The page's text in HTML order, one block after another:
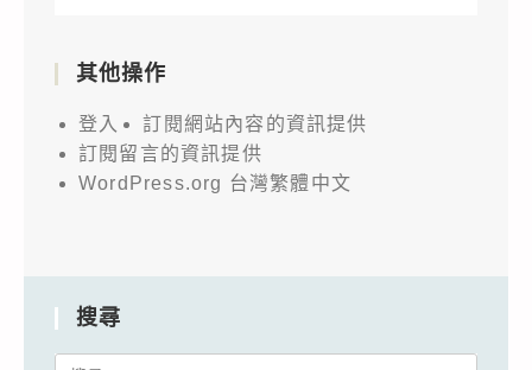
其他操作
登入
訂閱網站內容的資訊提供
訂閱留言的資訊提供
WordPress.org 台灣繁體中文
搜尋